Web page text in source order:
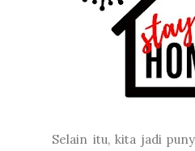
Selain itu, kita jadi